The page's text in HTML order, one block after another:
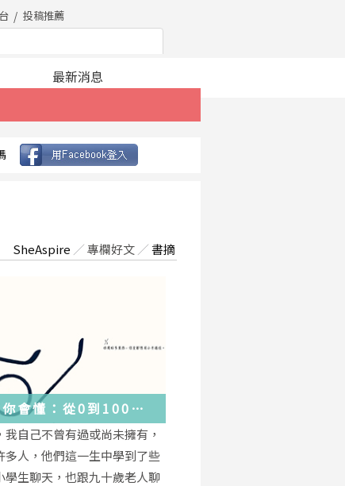
投稿推薦
最新消息
SheAspire ／專欄好文 ／書摘
會懂：從0到100
的人生大事，都在這
事裡了
我自己不曾有過或尚未擁有，
多人，他們這一生中學到了些
學生聊天，也跟九十歲老人聊